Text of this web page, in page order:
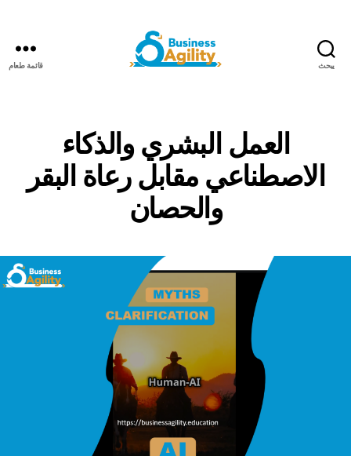
يبحث قائمة طعام
العمل البشري والذكاء
الاصطناعي مقابل رعاة البقر
والحصان